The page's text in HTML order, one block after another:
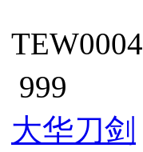
999
大华刀剑